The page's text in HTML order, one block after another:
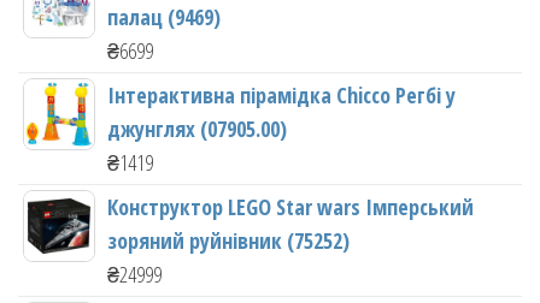
палац (9469)
₴6699
Інтерактивна пірамідка Chicco Регбі у
джунглях (07905.00)
₴1419
Конструктор LEGO Star wars Імперський
зоряний руйнівник (75252)
₴24999